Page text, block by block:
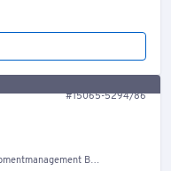
#15065-5294/86
Bestand Container, Welt